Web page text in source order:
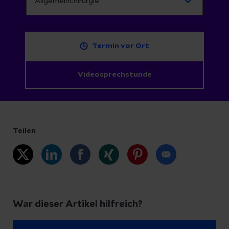
Termin vor Ort
Videosprechstunde
Teilen
War dieser Artikel hilfreich?